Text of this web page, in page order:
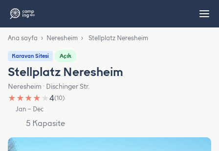
Ana sayfa › Neresheim › Stellplatz Neresheim
Karavan Sitesi Açık
Stellplatz Neresheim
Neresheim · Dischinger Str.
★ ★ ★ ★ ★4(10)
Jan – Dec
5 Kapasite